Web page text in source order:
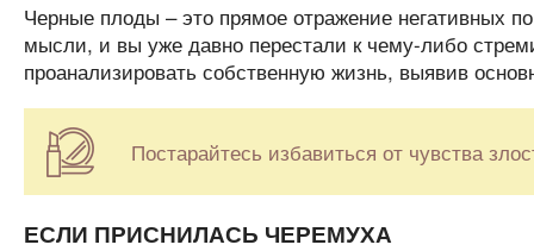
Черные плоды – это прямое отражение негативных
мысли, и вы уже давно перестали к чему-либо
проанализировать собственную жизнь, выявив
Постарайтесь избавиться от чувства
ЕСЛИ ПРИСНИЛАСЬ ЧЕРЕМУХА